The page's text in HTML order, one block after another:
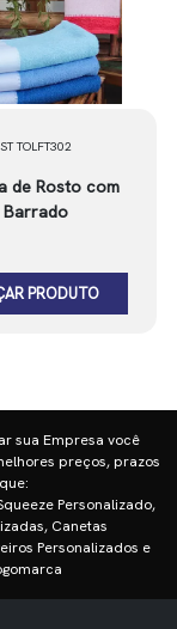
ST TOLFT302
de Rosto com
Barrado
PRODUTO
sua Empresa você
preços, prazos
Personalizado,
Canetas
Personalizados e